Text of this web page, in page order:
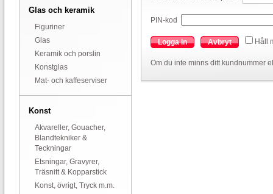
Glas och keramik
Figuriner
Glas
Keramik och porslin
Konstglas
Mat- och kaffeserviser
Konst
Akvareller, Gouacher,
Blandtekniker &
Teckningar
Etsningar, Gravyrer,
Träsnitt & Kopparstick
Konst, övrigt, Tryck m.m.
PIN-kod
Logga in Avbryt Håll
Om du inte minns ditt kundnummer